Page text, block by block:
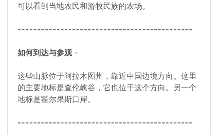
可以看到当地农民和游牧民族的农场。
---------------------------------------------
如何到达与参观-
这些山脉位于阿拉木图州，靠近中国边境方向。这里
的主要地标是查伦峡谷，它也位于这个方向。另一个
地标是霍尔果斯口岸。
---------------------------------------------